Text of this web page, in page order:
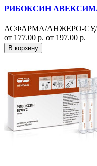
РИБОКСИН
АСФАРМА/АНЖЕРО-
от 177.00 р. от 197.00 р.
В корзину